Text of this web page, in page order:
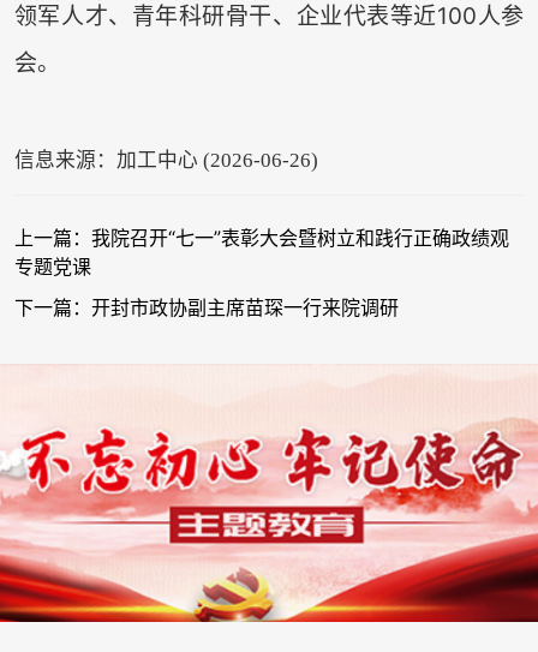
领军人才、青年科研骨干、企业代表等近100人参
会。
信息来源：加工中心 (2026-06-26)
上一篇：我院召开“七一”表彰大会暨树立和践行正确政绩观
专题党课
下一篇：开封市政协副主席苗琛一行来院调研